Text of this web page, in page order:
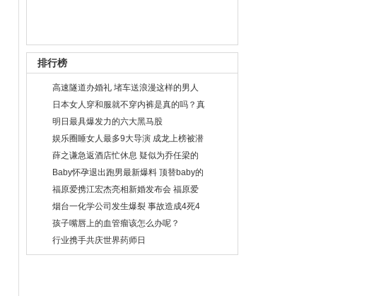
排行榜
高速隧道办婚礼 堵车送浪漫这样的男人
日本女人穿和服就不穿内裤是真的吗？真
明日最具爆发力的六大黑马股
娱乐圈睡女人最多9大导演 成龙上榜被潜
薛之谦急返酒店忙休息 疑似为乔任梁的
Baby怀孕退出跑男最新爆料 顶替baby的
福原爱携江宏杰亮相新婚发布会 福原爱
烟台一化学公司发生爆裂 事故造成4死4
孩子嘴唇上的血管瘤该怎么办呢？
行业携手共庆世界药师日